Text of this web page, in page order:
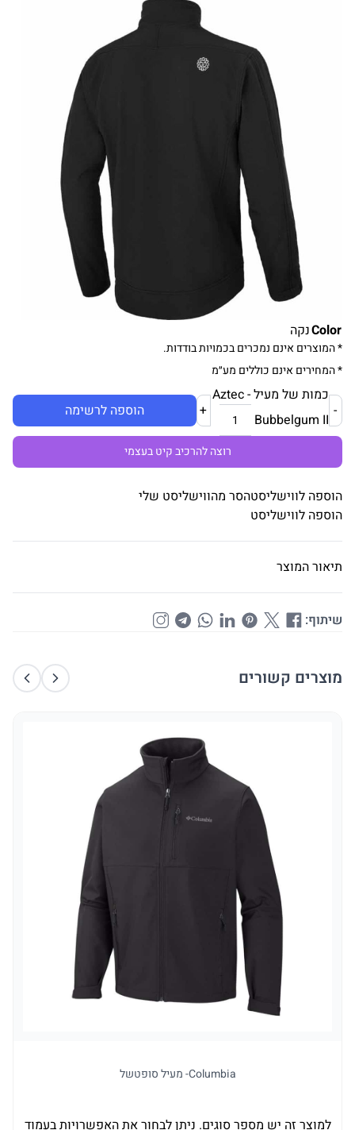
Colorנקה
* המוצרים אינם נמכרים בכמויות בודדות.
* המחירים אינם כוללים מע״מ
כמות של מעיל Aztec -
Bubbelgum II
+ הוספה לרשימה
רוצה להרכיב קיט בעצמי
הוספה לווישליסטהסר מהווישליסט שלי
הוספה לווישליסט
תיאור המוצר
שיתוף:
מוצרים קשורים
Columbia- מעיל סופטשל
למוצר זה יש מספר סוגים. ניתן לבחור את האפשרויות בעמוד